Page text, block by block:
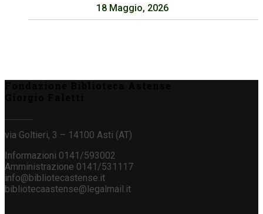
18 Maggio, 2026
via Goltieri, 3 – 14100 Asti (AT)
Informazioni 0141/593002
Amministrazione 0141/531117
info@bibliotecastense.it
bibliotecaastense@legalmail.it